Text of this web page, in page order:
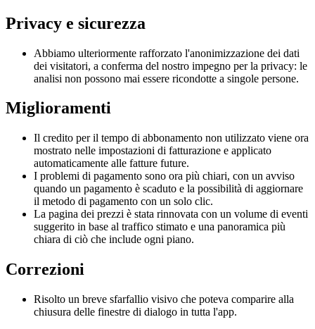
Privacy e sicurezza
Abbiamo ulteriormente rafforzato l'anonimizzazione dei dati
dei visitatori, a conferma del nostro impegno per la privacy: le
analisi non possono mai essere ricondotte a singole persone.
Miglioramenti
Il credito per il tempo di abbonamento non utilizzato viene ora
mostrato nelle impostazioni di fatturazione e applicato
automaticamente alle fatture future.
I problemi di pagamento sono ora più chiari, con un avviso
quando un pagamento è scaduto e la possibilità di aggiornare
il metodo di pagamento con un solo clic.
La pagina dei prezzi è stata rinnovata con un volume di eventi
suggerito in base al traffico stimato e una panoramica più
chiara di ciò che include ogni piano.
Correzioni
Risolto un breve sfarfallio visivo che poteva comparire alla
chiusura delle finestre di dialogo in tutta l'app.